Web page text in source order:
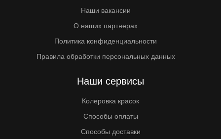
Наши вакансии
О наших партнерах
Политика конфиденциальности
Правила обработки персональных данных
Наши сервисы
Колеровка красок
Способы оплаты
Способы доставки